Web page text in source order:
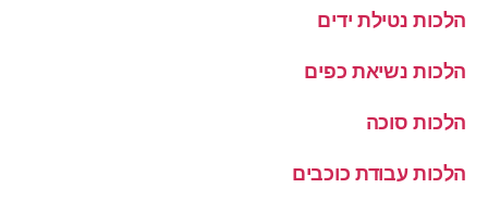
הלכות נטילת ידים
הלכות נשיאת כפים
הלכות סוכה
הלכות עבודת כוכבים